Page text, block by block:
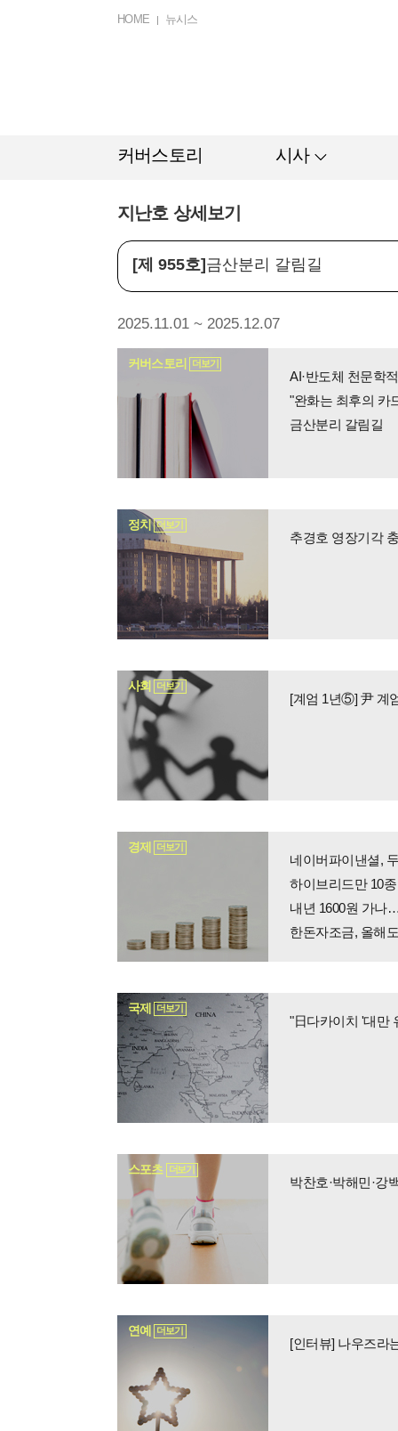
HOME 뉴시스
커버스토리 시사
지난호 상세보기
[제 955호] 금산분리 갈림길
2025.11.01 ~ 2025.12.07
커버스토리 더보기
AI·반도체 천문학
금산분리 갈림길
정치 더보기
추경호 영장기각
사회 더보기
[계엄 1년⑤] 尹 계
경제 더보기
네이버파이낸셜,
하이브리드만 10
내년 1600원 가나
한돈자조금, 올해
국제 더보기
"日다카이치 '대만
스포츠 더보기
연예 더보기
[인터뷰] 나우즈라